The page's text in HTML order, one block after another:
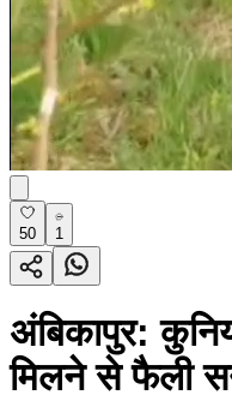
50 1
अंबिकापुर:
मिलने से फैली